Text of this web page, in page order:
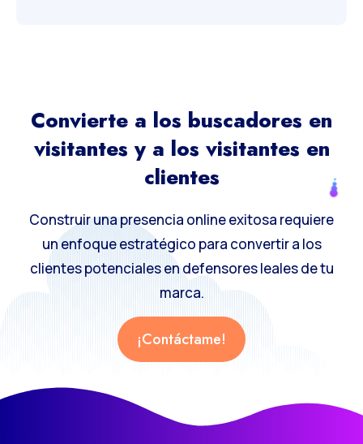
Convierte a los buscadores en
visitantes y a los visitantes en
clientes
Construir una presencia online exitosa requiere
un enfoque estratégico para convertir a los
clientes potenciales en defensores leales de tu
marca.
¡Contáctame!